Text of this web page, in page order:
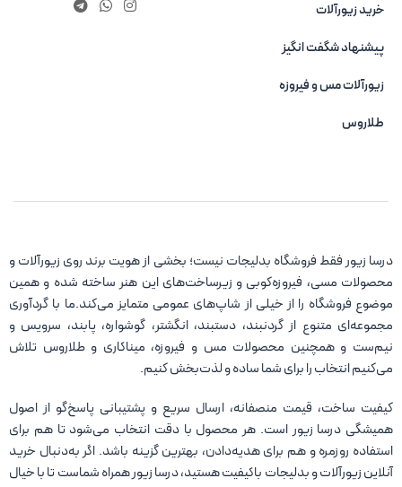
خرید زیورآلات
پیشنهاد شگفت انگیز
زیورآلات مس و فیروزه‌
طلاروس
درسا زیور فقط فروشگاه بدلیجات نیست؛ بخشی از هویت برند روی زیورآلات و
محصولات مسی، فیروزه‌کوبی و زیرساخت‌های این هنر ساخته شده و همین
موضوع فروشگاه را از خیلی از شاپ‌های عمومی متمایز می‌کند.ما با گردآوری
مجموعه‌ای متنوع از گردنبند، دستبند، انگشتر، گوشواره، پابند، سرویس و
نیم‌ست و همچنین محصولات مس و فیروزه، میناکاری و طلاروس تلاش
می‌کنیم انتخاب را برای شما ساده و لذت‌بخش کنیم.
کیفیت ساخت، قیمت منصفانه، ارسال سریع و پشتیبانی پاسخ‌گو از اصول
همیشگی درسا زیور است. هر محصول با دقت انتخاب می‌شود تا هم برای
استفاده روزمره و هم برای هدیه‌دادن، بهترین گزینه باشد. اگر به‌دنبال خرید
آنلاین زیورآلات و بدلیجات باکیفیت هستید، درسا زیور همراه شماست تا با خیال